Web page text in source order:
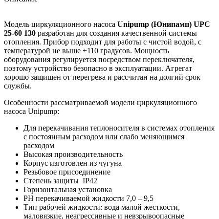
Модель циркуляционного насоса Unipump (Юнипамп) UPC
25-60 130 разработан для создания качественной системы
отопления. Прибор подходит для работы с чистой водой, с
температурой не выше +110 градусов. Мощность
оборудования регулируется посредством переключателя,
поэтому устройство безопасно в эксплуатации. Агрегат
хорошо защищен от перегрева и рассчитан на долгий срок
службы.
Особенности рассматриваемой модели циркуляционного
насоса Unipump:
Для перекачивания теплоносителя в системах отопления
с постоянным расходом или слабо меняющимся
расходом
Высокая производительность
Корпус изготовлен из чугуна
Резьбовое присоединение
Степень защиты IP42
Горизонтальная установка
РН перекачиваемой жидкости 7,0 – 9,5
Тип рабочей жидкости: вода малой жесткости,
маловязкие, неагрессивные и невзрывоопасные